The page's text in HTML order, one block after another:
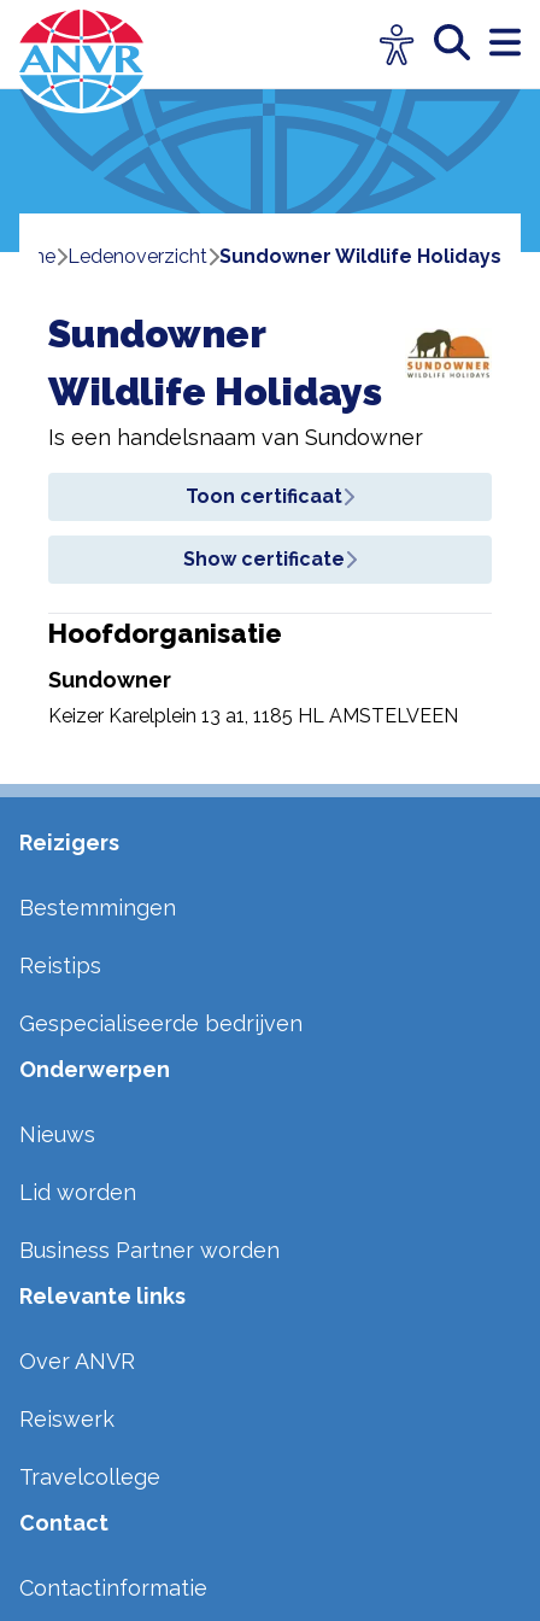
Home ledenoverzicht Sundowner Wildlife Holidays
Sundowner
Wildlife Holidays
Is een handelsnaam van Sundowner
Toon certificaat
Show certificate
Hoofdorganisatie
Sundowner
Keizer Karelplein 13 a1, 1185 HL AMSTELVEEN
Reizigers
Bestemmingen
Reistips
Gespecialiseerde bedrijven
Onderwerpen
Nieuws
Lid worden
Business Partner worden
Relevante links
Over ANVR
Reiswerk
Travelcollege
Contact
Contactinformatie